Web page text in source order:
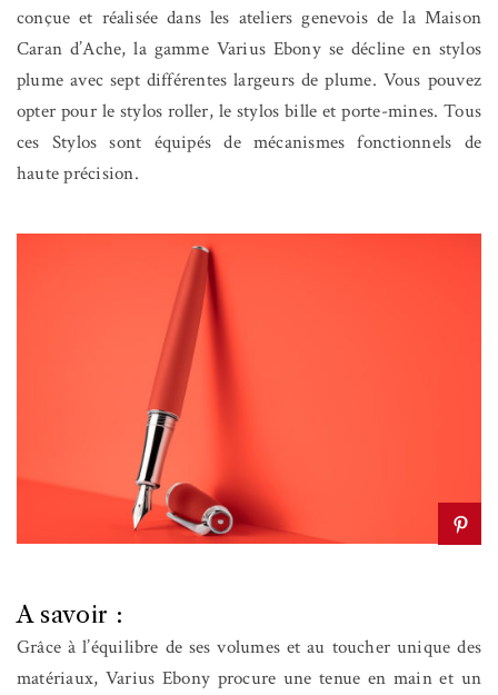
conçue et réalisée dans les ateliers genevois de la Maison
Caran d’Ache, la gamme Varius Ebony se décline en stylos
plume avec sept différentes largeurs de plume. Vous pouvez
opter pour le stylos roller, le stylos bille et porte-mines. Tous
ces Stylos sont équipés de mécanismes fonctionnels de
haute précision.
A savoir :
Grâce à l’équilibre de ses volumes et au toucher unique des
matériaux, Varius Ebony procure une tenue en main et un